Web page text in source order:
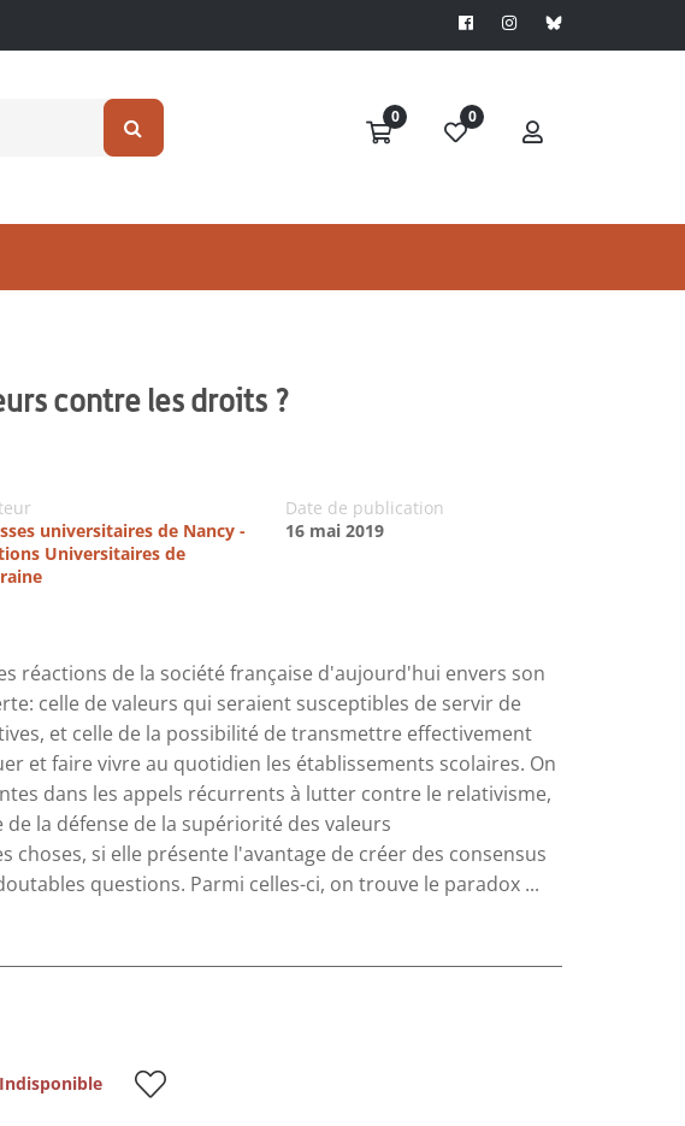
0 0
contre les droits ?
universitaires de Nancy -
Universitaires de
Date de publication
16 mai 2019
réactions de la société française d'aujourd'hui envers son
celle de valeurs qui seraient susceptibles de servir de
et celle de la possibilité de transmettre effectivement
et faire vivre au quotidien les établissements scolaires. On
dans les appels récurrents à lutter contre le relativisme,
la défense de la supériorité des valeurs
choses, si elle présente l'avantage de créer des consensus
questions. Parmi celles-ci, on trouve le paradox ...